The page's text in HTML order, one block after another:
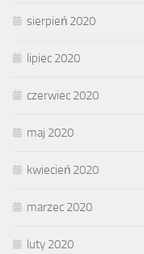
sierpień 2020
lipiec 2020
czerwiec 2020
maj 2020
kwiecień 2020
marzec 2020
luty 2020